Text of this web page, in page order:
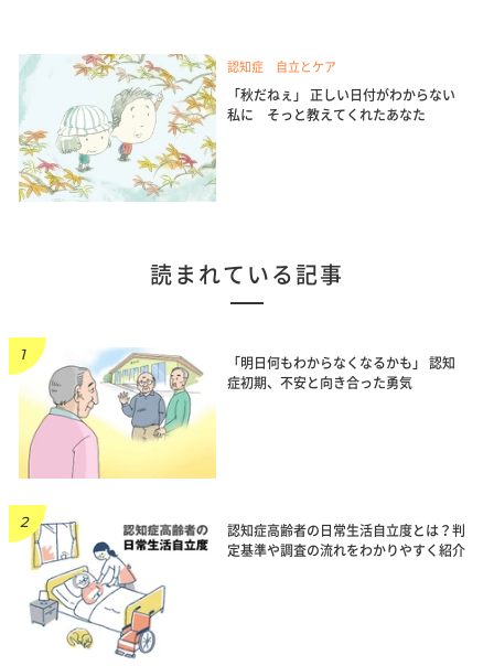
認知症 自立とケア
「秋だねぇ」 正しい日付がわからない
私に そっと教えてくれたあなた
読まれている記事
「明日何もわからなくなるかも」 認知
症初期、不安と向き合った勇気
認知症高齢者の日常生活自立度とは？判
定基準や調査の流れをわかりやすく紹介